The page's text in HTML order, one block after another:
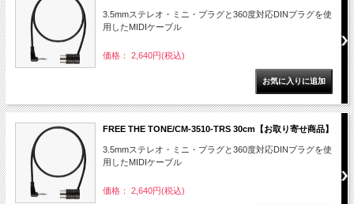
3.5mmステレオ・ミニ・プラグと360度対応DINプラグを使
用したMIDIケーブル
価格： 2,640円(税込)
FREE THE TONE/CM-3510-TRS 30cm【お取り寄せ商品】
3.5mmステレオ・ミニ・プラグと360度対応DINプラグを使
用したMIDIケーブル
価格： 2,640円(税込)